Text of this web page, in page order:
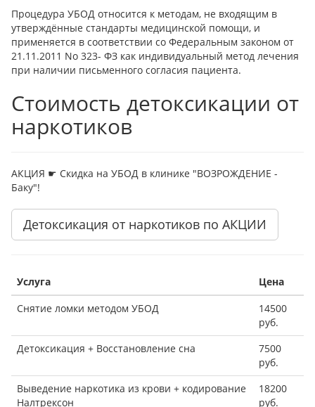
Процедура УБОД относится к методам, не входящим в
утверждённые стандарты медицинской помощи, и
применяется в соответствии со Федеральным законом от
21.11.2011 No 323- ФЗ как индивидуальный метод лечения
при наличии письменного согласия пациента.
Стоимость детоксикации от
наркотиков
АКЦИЯ ☛ Скидка на УБОД в клинике "ВОЗРОЖДЕНИЕ -
Баку"!
Детоксикация от наркотиков по АКЦИИ
Услуга
Цена
Снятие ломки методом УБОД
14500
руб.
Детоксикация + Восстановление сна
7500
руб.
Выведение наркотика из крови + кодирование
Налтрексон
18200
руб.